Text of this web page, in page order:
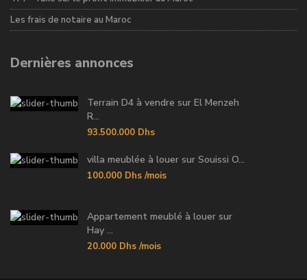
Les frais de notaire au Maroc
Dernières annonces
Terrain D4 à vendre sur El Menzeh
R...
93.500.000 Dhs
villa meublée à louer sur Souissi O...
100.000 Dhs /mois
Appartement meublé à louer sur
Hay ...
20.000 Dhs /mois